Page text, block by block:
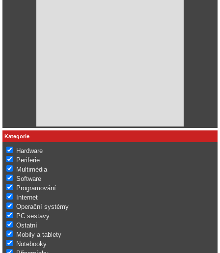
Kategorie
Hardware
Periferie
Multimédia
Software
Programování
Internet
Operační systémy
PC sestavy
Ostatní
Mobily a tablety
Notebooky